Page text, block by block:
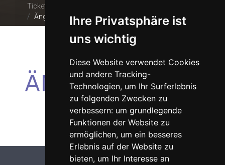
Ihre Privatsphäre ist
uns wichtig
Diese Website verwendet Cookies
und andere Tracking-
Technologien, um Ihr Surferlebnis
zu folgenden Zwecken zu
verbessern: um grundlegende
Funktionen der Website zu
ermöglichen, um ein besseres
Erlebnis auf der Website zu
bieten, um Ihr Interesse an
Tickets
Ängelixang
ÄNGELIXANG